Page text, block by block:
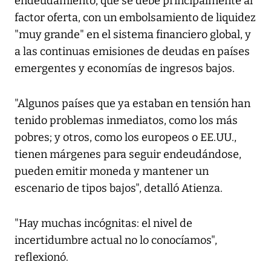
factor oferta, con un embolsamiento de liquidez
"muy grande" en el sistema financiero global, y
a las continuas emisiones de deudas en países
emergentes y economías de ingresos bajos.
"Algunos países que ya estaban en tensión han
tenido problemas inmediatos, como los más
pobres; y otros, como los europeos o EE.UU.,
tienen márgenes para seguir endeudándose,
pueden emitir moneda y mantener un
escenario de tipos bajos", detalló Atienza.
"Hay muchas incógnitas: el nivel de
incertidumbre actual no lo conocíamos",
reflexionó.